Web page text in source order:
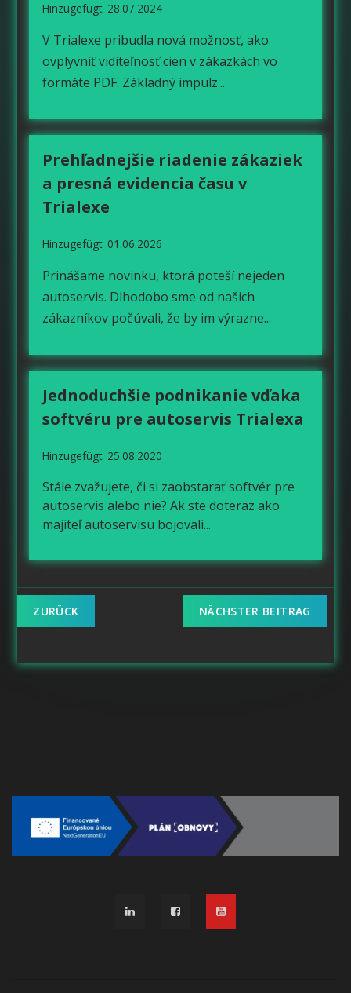
Hinzugefügt: 28.07.2024
V Trialexe pribudla nová možnosť, ako
ovplyvniť viditeľnosť cien v zákazkách vo
formáte PDF. Základný impulz...
Prehľadnejšie riadenie zákaziek
a presná evidencia času v
Trialexe
Hinzugefügt: 01.06.2026
Prinášame novinku, ktorá poteší nejeden
autoservis. Dlhodobo sme od našich
zákazníkov počúvali, že by im výrazne...
Jednoduchšie podnikanie vďaka
softvéru pre autoservis Trialexa
Hinzugefügt: 25.08.2020
Stále zvažujete, či si zaobstarať softvér pre
autoservis alebo nie? Ak ste doteraz ako
majiteľ autoservisu bojovali...
ZURÜCK NÄCHSTER BEITRAG